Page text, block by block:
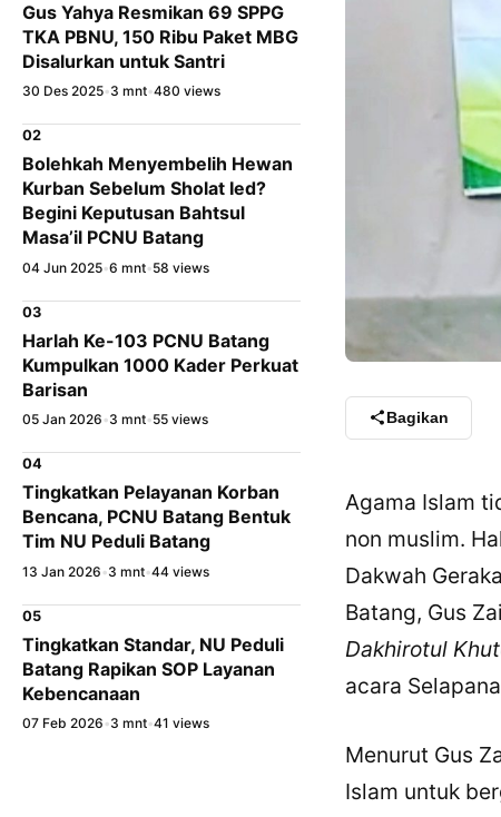
Gus Yahya Resmikan 69 SPPG
TKA PBNU, 150 Ribu Paket MBG
Disalurkan untuk Santri
30 Des 2025•3 mnt•480 views
02
Bolehkah Menyembelih Hewan
Kurban Sebelum Sholat Ied?
Begini Keputusan Bahtsul
Masa’il PCNU Batang
04 Jun 2025•6 mnt•58 views
03
Harlah Ke-103 PCNU Batang
Kumpulkan 1000 Kader Perkuat
Barisan
05 Jan 2026 •3 mnt•55 views
04
Tingkatkan Pelayanan Korban
Bencana, PCNU Batang Bentuk
Tim NU Peduli Batang
13 Jan 2026 •3 mnt•44 views
05
Tingkatkan Standar, NU Peduli
Batang Rapikan SOP Layanan
Kebencanaan
07 Feb 2026 •3 mnt•41 views
Bagikan
Agama Islam
non muslim.
Dakwah
Batang, Gus
Dakhirotul
acara
Menurut Gus
Islam untuk